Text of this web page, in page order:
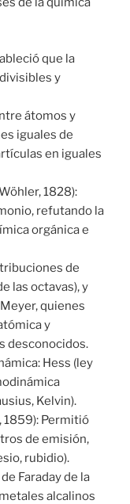
que la
y
átomos y
iguales de
en iguales
1828):
refutando la
orgánica e
de
las octavas), y
quienes
y
desconocidos.
Hess (ley
Kelvin).
1859): Permitió
de emisión,
rubidio).
Faraday de la
alcalinos